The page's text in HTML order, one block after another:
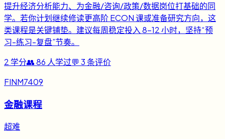
提升经济分析能力、为金融/咨询/政策/数据岗位打基础的同
学。若你计划继续修读更高阶 ECON 课或准备研究方向，这
类课程是关键铺垫。建议每周稳定投入 8-12 小时，坚持“预
习-练习-复盘”节奏。
2 学分👥86 人学过💬 3条评价
FINM7409
金融课程
超难